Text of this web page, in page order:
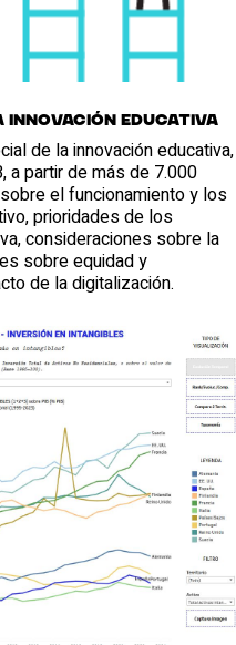
innovación educativa
de la innovación educativa,
a partir de más de 7.000
el funcionamiento y los
prioridades de los
consideraciones sobre la
sobre equidad y
de la digitalización.